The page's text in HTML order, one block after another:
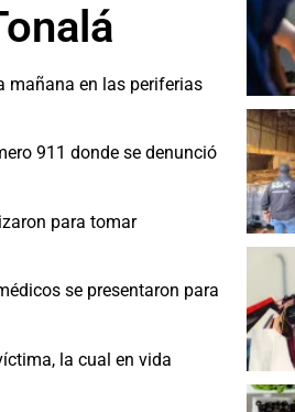
mañana en las periferias
911 donde se denunció
para tomar
se presentaron para
la cual en vida